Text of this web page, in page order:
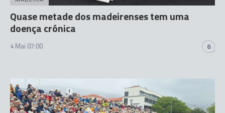
Quase metade dos madeirenses tem uma
doença crónica
4 Mai 07:00 6